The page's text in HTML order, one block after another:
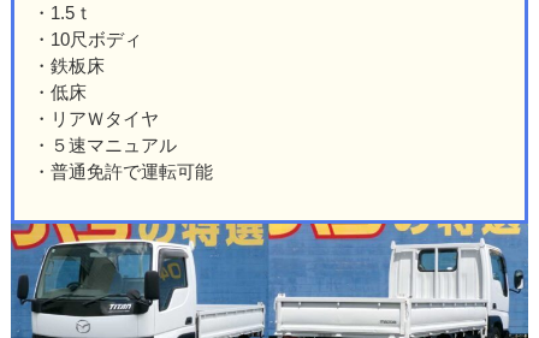
・1.5ｔ
・10尺ボディ
・鉄板床
・低床
・リアＷタイヤ
・５速マニュアル
・普通免許で運転可能